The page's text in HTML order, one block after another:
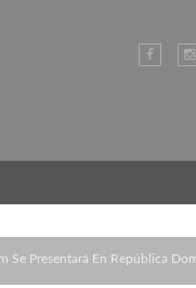
Se Presentará En República